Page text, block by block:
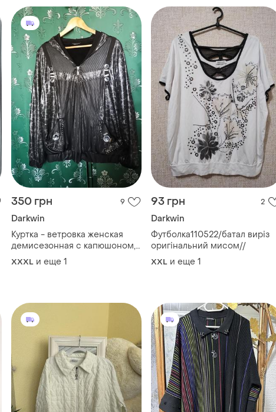
350 грн 9
Darkwin
Куртка - ветровка женская
демисезонная с капюшоном,
р-р 52-58
XXXL и еще 1
93 грн 2
Darkwin
Футболка110522/батал виріз
оригінальний мисом//
XXL и еще 1